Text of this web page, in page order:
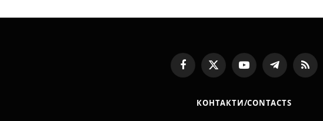
FacebookX
(Twitter)
YouTubeTelegramRSS
КОНТАКТИ/CONTACTS